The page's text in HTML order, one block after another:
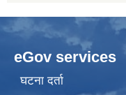
eGov services
घटना दर्ता